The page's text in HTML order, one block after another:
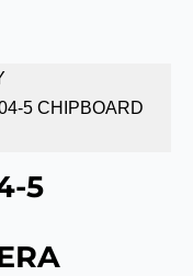
5 CHIPBOARD
5